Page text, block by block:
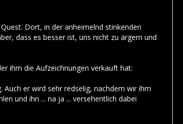
Dort, in der anheimelnd stinkenden
dass es besser ist, uns nicht zu ärgern und
ihm die Aufzeichnungen verkauft hat:
er wird sehr redselig, nachdem wir ihm
und ihn ... na ja ... versehentlich dabei